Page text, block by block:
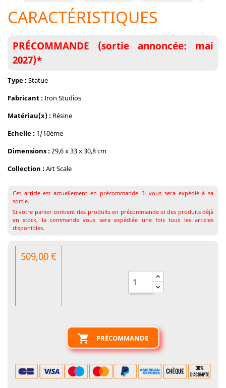
CARACTÉRISTIQUES
PRÉCOMMANDE (sortie annoncée: mai
2027)*
Type :Statue
Fabricant :Iron Studios
Matériau(x) : Résine
Echelle : 1/10ème
Dimensions :29,6 x 33 x 30,8 cm
Collection :Art Scale
Cet article est actuellement en précommande. Il vous sera expédié à sa
sortie.
Si votre panier contient des produits en précommande et des produits déjà
en stock, la commande vous sera expédiée une fois tous les articles
disponibles.
509,00 €
 PRÉCOMMANDE